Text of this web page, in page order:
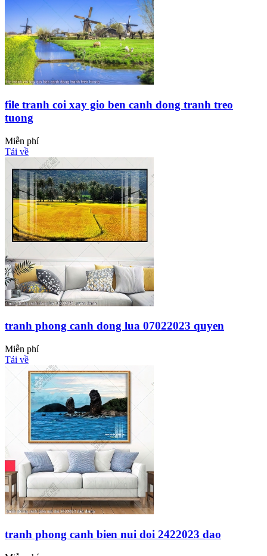
file tranh coi xay gio ben canh dong tranh treo
tuong
Miễn phí
Tải về
tranh phong canh dong lua 07022023 quyen
Miễn phí
Tải về
tranh phong canh bien nui doi 2422023 dao